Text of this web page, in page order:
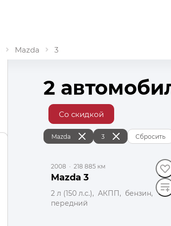
Mazda 3
2
Mazda 3 Сбросить
Со скидкой
2008 · 218 885 км
Mazda 3
2 л (150 л.с.), АКПП, бензин,
передний